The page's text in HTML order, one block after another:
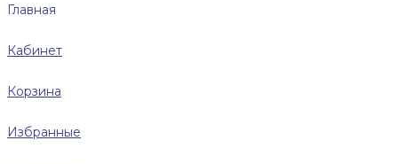
Главная
Кабинет
Корзина
Избранные